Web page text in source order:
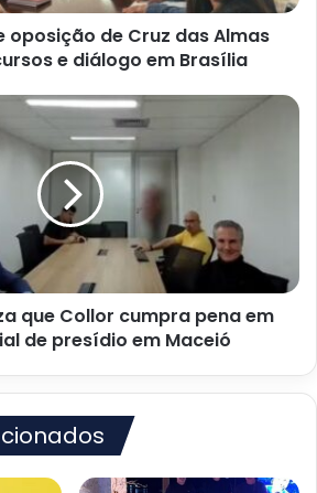
oposição de Cruz das Almas
e diálogo em Brasília
que Collor cumpra pena em
de presídio em Maceió